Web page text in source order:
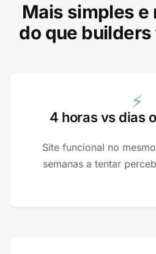
Mais simples e
do que
⚡
4 horas vs dias
Site funcional no
semanas a tentar